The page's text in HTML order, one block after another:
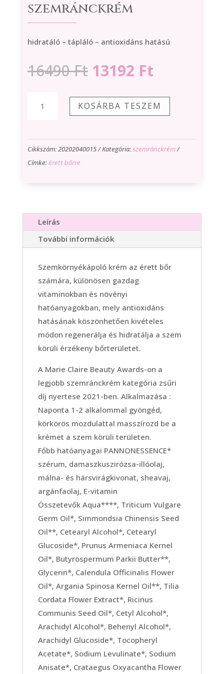
szemránckrém
hidratáló – tápláló – antioxidáns hatású
16490Ft Original
was:
16490 Ft.
13192 FtCurrent
is:
13192 Ft.
szemránckrém
mennyiség
KOSÁRBA TESZEM
Cikkszám:20202040015 Kategória:szemránckrém
Címke:érett bőrre
Leírás
További információk
Szemkörnyékápoló krém az érett bőr
számára, különösen gazdag
vitaminokban és növényi
hatóanyagokban, mely antioxidáns
hatásának köszönhetően kivételes
módon regenerálja és hidratálja a szem
körüli érzékeny bőrterületet.
A Marie Claire Beauty Awards-on a
legjobb szemránckrém kategória zsűri
díj nyertese 2021-ben. Alkalmazása :
Naponta 1-2 alkalommal gyöngéd,
körkörös mozdulattal masszírozd be a
krémet a szem körüli területen.
Főbb hatóanyagai PANNONESSENCE*
szérum, damaszkuszirózsa-illóolaj,
málna- és hársvirágkivonat, sheavaj,
argánfaolaj, E-vitamin
Összetevők Aqua****, Triticum Vulgare
Germ Oil*, Simmondsia Chinensis Seed
Oil**, Cetearyl Alcohol*, Cetearyl
Glucoside*, Prunus Armeniaca Kernel
Oil*, Butyrospermum Parkii Butter**,
Glycerin*, Calendula Officinalis Flower
Oil*, Argania Spinosa Kernel Oil**, Tilia
Cordata Flower Extract*, Ricinus
Communis Seed Oil*, Cetyl Alcohol*,
Arachidyl Alcohol*, Behenyl Alcohol*,
Arachidyl Glucoside*, Tocopheryl
Acetate*, Sodium Levulinate*, Sodium
Anisate*, Crataegus Oxyacantha Flower